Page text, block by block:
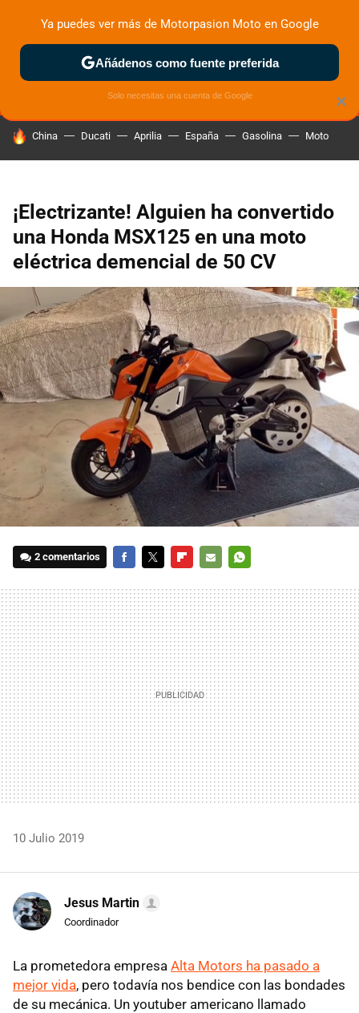
MENÚ NUEVO
ZONA DE PRUEBAS DEPORTIVAS MOTOS ELÉCTRICAS
HOY SE HABLA DE
China Ducati Aprilia España Gasolina Moto
¡Electrizante! Alguien ha convertido
una Honda MSX125 en una moto
eléctrica demencial de 50 CV
2 comentarios
MAIL
10 Julio 2019
Jesus Martin
Coordinador
La prometedora empresa Alta Motors ha pasado a
mejor vida, pero todavía nos bendice con las bondades
de su mecánica. Un youtuber americano llamado
×
Ya puedes ver más de Motorpasion Moto en Google
Añádenos como fuente preferida
Solo necesitas una cuenta de Google